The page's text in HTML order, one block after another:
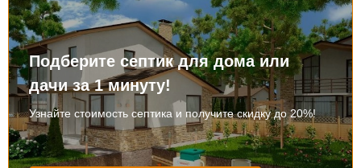
Подберите септик для дома или
дачи за 1 минуту!
Узнайте стоимость септика и получите скидку до 20%!